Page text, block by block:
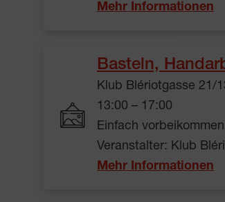
Mehr Informationen
Basteln,
Klub Blériotgasse 21/
13:00 – 17:00
Einfach vorbeikommen
Veranstalter: Klub
Mehr Informationen